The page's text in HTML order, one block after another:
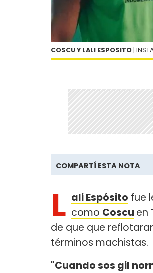
COSCU Y LALI ESPOSITO |
COMPARTÍ ESTA NOTA
L ali Espósito fue
como Coscu en
de que que
términos machistas.
"Cuando sos gil